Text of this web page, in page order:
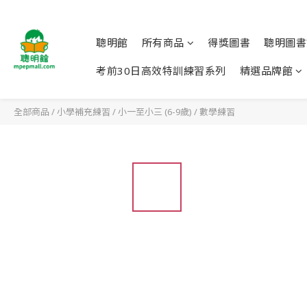
聰明館 所有商品 得獎圖書 聰明圖
考前30日高效特訓練習系列 精選品牌館
全部商品 /小學補充練習 /小一至小三 (6-9歲) /數學練習